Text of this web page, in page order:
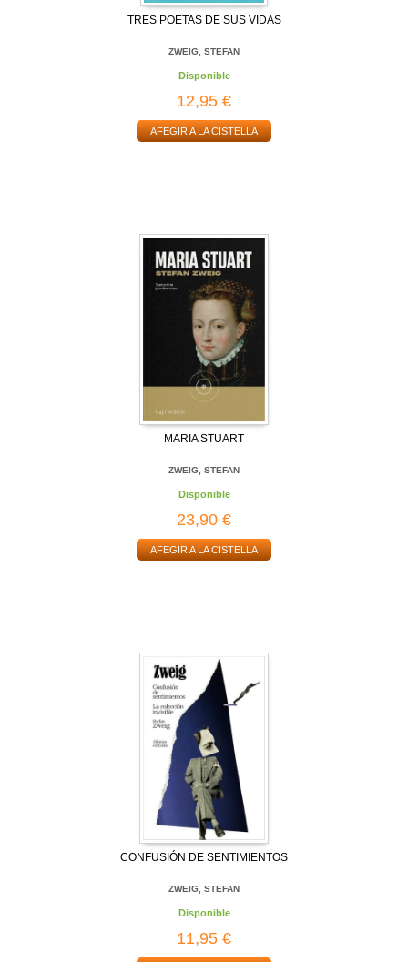
TRES POETAS DE SUS VIDAS
ZWEIG, STEFAN
Disponible
12,95 €
AFEGIR A LA CISTELLA
MARIA STUART
ZWEIG, STEFAN
Disponible
23,90 €
AFEGIR A LA CISTELLA
CONFUSIÓN DE SENTIMIENTOS
ZWEIG, STEFAN
Disponible
11,95 €